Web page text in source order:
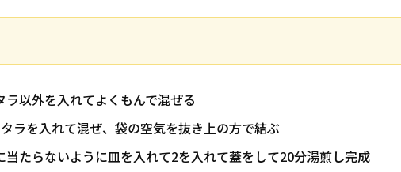
以外を入れてよくもんで混ぜる
ラを入れて混ぜ、袋の空気を抜き上の方で結ぶ
当たらないように皿を入れて2を入れて蓋をして20分湯煎し完成